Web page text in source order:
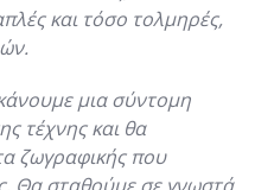
και τόσο τολμηρές,
μια σύντομη
τέχνης και θα
ζωγραφικής που
Θα σταθούμε σε γνωστά